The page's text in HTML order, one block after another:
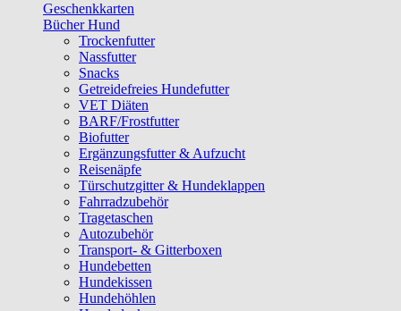
Geschenkkarten
Bücher Hund
Trockenfutter
Nassfutter
Snacks
Getreidefreies Hundefutter
VET Diäten
BARF/Frostfutter
Biofutter
Ergänzungsfutter & Aufzucht
Reisenäpfe
Türschutzgitter & Hundeklappen
Fahrradzubehör
Tragetaschen
Autozubehör
Transport- & Gitterboxen
Hundebetten
Hundekissen
Hundehöhlen